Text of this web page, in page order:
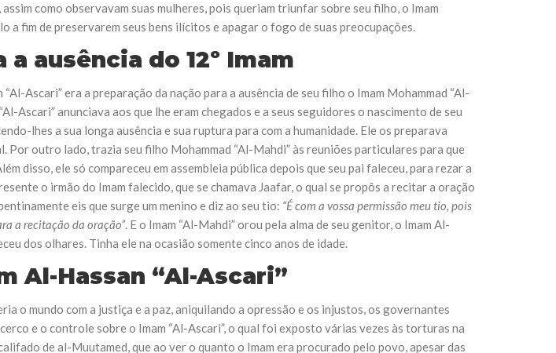
assim como observavam suas mulheres, pois queriam triunfar sobre seu filho, o Imam
a fim de preservarem seus bens ilícitos e apagar o fogo de suas preocupações.
a ausência do 12º Imam
Ascari” era a preparação da nação para a ausência de seu filho o Imam Mohammad “Al-
Ascari” anunciava aos que lhe eram chegados e a seus seguidores o nascimento de seu
lhes a sua longa ausência e sua ruptura para com a humanidade. Ele os preparava
Por outro lado, trazia seu filho Mohammad “Al-Mahdi” às reuniões particulares para que
disso, ele só compareceu em assembleia pública depois que seu pai faleceu, para rezar a
o irmão do Imam falecido, que se chamava Jaafar, o qual se propôs a recitar a oração
eis que surge um menino e diz ao seu tio: “É com a vossa permissão meu tio, pois
a recitação da oração”. E o Imam “Al-Mahdi” orou pela alma de seu genitor, o Imam Al-
dos olhares. Tinha ele na ocasião somente cinco anos de idade.
Al-Hassan “Al-Ascari”
o mundo com a justiça e a paz, aniquilando a opressão e os injustos, os governantes
e o controle sobre o Imam “Al-Ascari”, o qual foi exposto várias vezes às torturas na
de al-Muutamed, que ao ver o quanto o Imam era procurado pelo povo, apesar das